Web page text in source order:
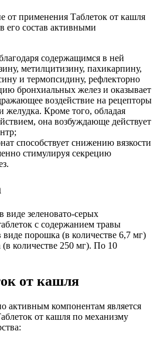
от применения Таблеток от кашля
его состав активными
содержащимся в ней
метилцитизину, пахикарпину,
и термопсидину, рефлекторно
бронхиальных желез и оказывает
воздействие на рецепторы
желудка. Кроме того, обладая
она возбуждающе действует
способствует снижению вязкости
стимулируя секрецию
зеленовато-серых
с содержанием травы
виде порошка (в количестве 6,7 мг)
(в количестве 250 мг). По 10
от кашля
активным компонентам является
от кашля по механизму